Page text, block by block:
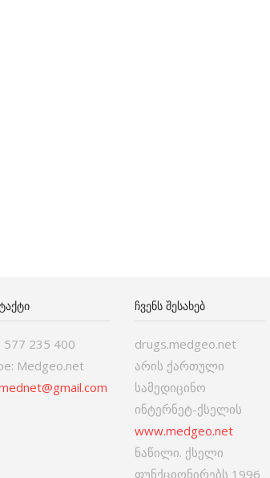
577 235 400
Medgeo.net
ᲩᲕᲔᲜᲡ ᲨᲔᲡᲐᲮᲔᲑ
drugs.medgeo.net
არის ქართული
სამედიცინო
ინტერნეტ-ქსელის
www.medgeo.net
ნაწილი. ქსელი
ფუნქციონირებს 1996